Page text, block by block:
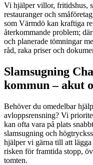
Vi hjälper villor, fritidshus,
restauranger och
som Värmdö kan kraftiga
återkommande problem;
och planerade tömningar
råd, raka priser och
Slamsugning
kommun – akut
Behöver du omedelbar
avloppsrensning? Vi
kan ofta vara på plats
slamsugning och
hjälper vi gärna till att
risken för framtida stopp,
tomten.